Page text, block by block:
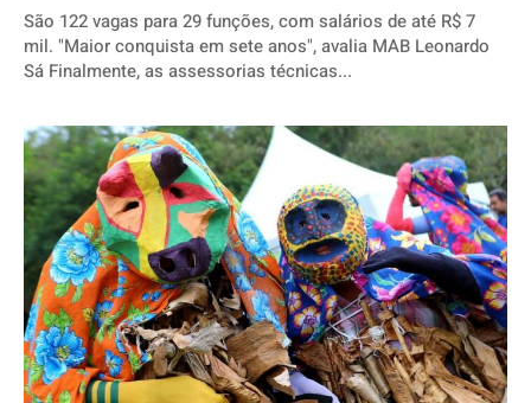
São 122 vagas para 29 funções, com salários de até R$ 7
mil. "Maior conquista em sete anos", avalia MAB Leonardo
Sá Finalmente, as assessorias técnicas...